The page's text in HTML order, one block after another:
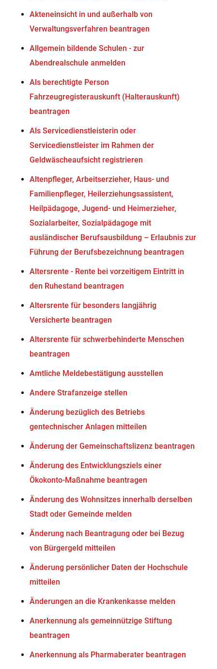
Akteneinsicht in und außerhalb von
Verwaltungsverfahren beantragen
Allgemein bildende Schulen - zur
Abendrealschule anmelden
Als berechtigte Person
Fahrzeugregisterauskunft (Halterauskunft)
beantragen
Als Servicedienstleisterin oder
Servicedienstleister im Rahmen der
Geldwäscheaufsicht registrieren
Altenpfleger, Arbeitserzieher, Haus- und
Familienpfleger, Heilerziehungsassistent,
Heilpädagoge, Jugend- und Heimerzieher,
Sozialarbeiter, Sozialpädagoge mit
ausländischer Berufsausbildung – Erlaubnis zur
Führung der Berufsbezeichnung beantragen
Altersrente - Rente bei vorzeitigem Eintritt in
den Ruhestand beantragen
Altersrente für besonders langjährig
Versicherte beantragen
Altersrente für schwerbehinderte Menschen
beantragen
Amtliche Meldebestätigung ausstellen
Andere Strafanzeige stellen
Änderung bezüglich des Betriebs
gentechnischer Anlagen mitteilen
Änderung der Gemeinschaftslizenz beantragen
Änderung des Entwicklungsziels einer
Ökokonto-Maßnahme beantragen
Änderung des Wohnsitzes innerhalb derselben
Stadt oder Gemeinde melden
Änderung nach Beantragung oder bei Bezug
von Bürgergeld mitteilen
Änderung persönlicher Daten der Hochschule
mitteilen
Änderungen an die Krankenkasse melden
Anerkennung als gemeinnützige Stiftung
beantragen
Anerkennung als Pharmaberater beantragen